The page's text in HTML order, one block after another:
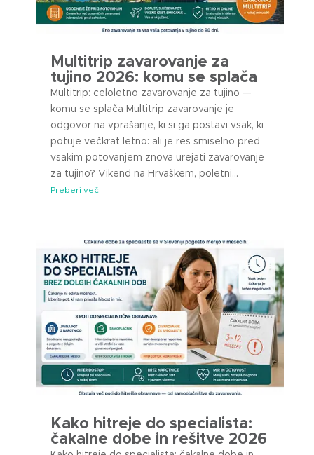
Multitrip zavarovanje za
tujino 2026: komu se splača
Multitrip: celoletno zavarovanje za tujino —
komu se splača Multitrip zavarovanje je
odgovor na vprašanje, ki si ga postavi vsak, ki
potuje večkrat letno: ali je res smiselno pred
vsakim potovanjem znova urejati zavarovanje
za tujino? Vikend na Hrvaškem, poletni...
Preberi več
Kako hitreje do specialista:
čakalne dobe in rešitve 2026